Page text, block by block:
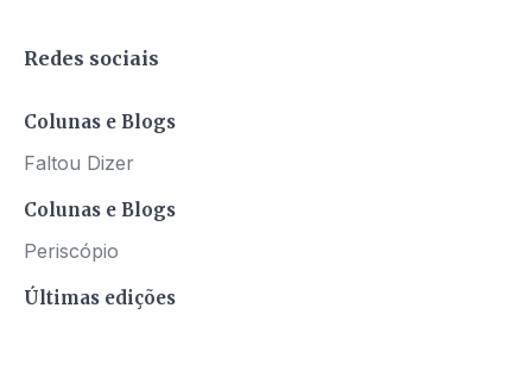
Redes sociais
Colunas e Blogs
Faltou Dizer
Colunas e Blogs
Periscópio
Últimas edições